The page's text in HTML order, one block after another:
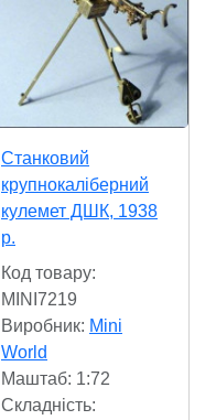
Станковий
крупнокаліберний
кулемет ДШК, 1938
р.
Код товару:
MINI7219
Виробник: Mini
World
Маштаб: 1:72
Складність: